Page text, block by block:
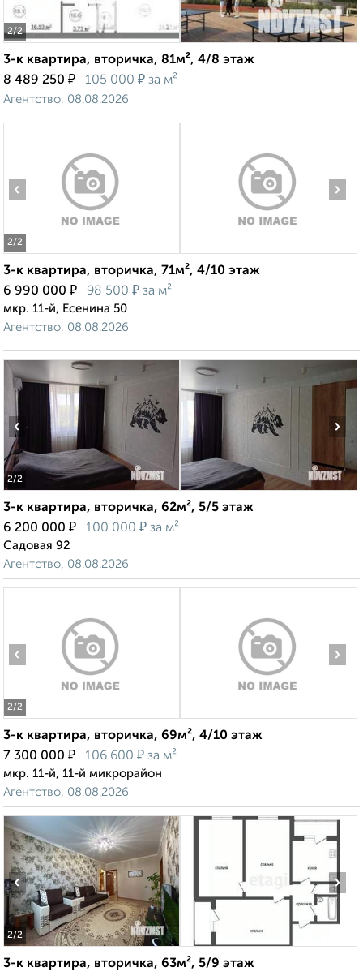
2/2
3-к квартира, вторичка, 81м², 4/8 этаж
8 489 250 ₽ 105 000 ₽ за м²
Агентство, 08.08.2026
2/2
‹ ›
3-к квартира, вторичка, 71м², 4/10 этаж
6 990 000 ₽ 98 500 ₽ за м²
мкр. 11-й, Есенина 50
Агентство, 08.08.2026
2/2
‹ ›
3-к квартира, вторичка, 62м², 5/5 этаж
6 200 000 ₽ 100 000 ₽ за м²
Садовая 92
Агентство, 08.08.2026
2/2
‹ ›
3-к квартира, вторичка, 69м², 4/10 этаж
7 300 000 ₽ 106 600 ₽ за м²
мкр. 11-й, 11-й микрорайон
Агентство, 08.08.2026
2/2
‹ ›
3-к квартира, вторичка, 63м², 5/9 этаж